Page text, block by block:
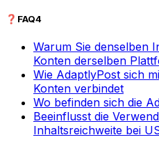
❓ FAQ4
Warum Sie denselben
Konten derselben
Wie AdaptlyPost sich
Konten verbindet
Wo befinden sich die
Beeinflusst die
Inhaltsreichweite bei